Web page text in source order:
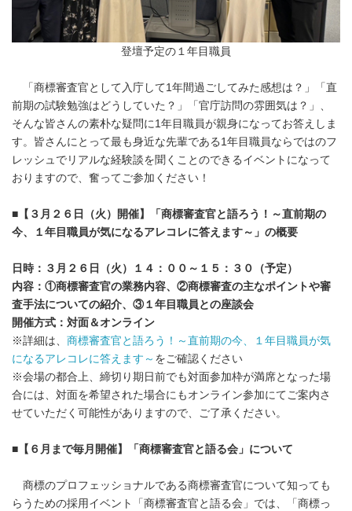
登壇予定の１年目職員
「商標審査官として入庁して1年間過ごしてみた感想は？」「直
前期の試験勉強はどうしていた？」「官庁訪問の雰囲気は？」、
そんな皆さんの素朴な疑問に1年目職員が親身になってお答えしま
す。皆さんにとって最も身近な先輩である1年目職員ならではのフ
レッシュでリアルな経験談を聞くことのできるイベントになって
おりますので、奮ってご参加ください！
■ 【３月２６日（火）開催】「商標審査官と語ろう！～直前期の
今、１年目職員が気になるアレコレに答えます～」の概要
日時：３月２６日（火）１４：００～１５：３０（予定）
内容：①商標審査官の業務内容、②商標審査の主なポイントや審
査手法についての紹介、③１年目職員との座談会
開催方式：対面＆オンライン
※詳細は、 商標審査官と語ろう！～直前期の今、１年目職員が気
になるアレコレに答えます～ をご確認ください
※会場の都合上、締切り期日前でも対面参加枠が満席となった場
合には、対面を希望された場合にもオンライン参加にてご案内さ
せていただく可能性がありますので、ご了承ください。
■ 【６月まで毎月開催】「商標審査官と語る会」について
商標のプロフェッショナルである商標審査官について知っても
らうための採用イベント「商標審査官と語る会」では、「商標っ